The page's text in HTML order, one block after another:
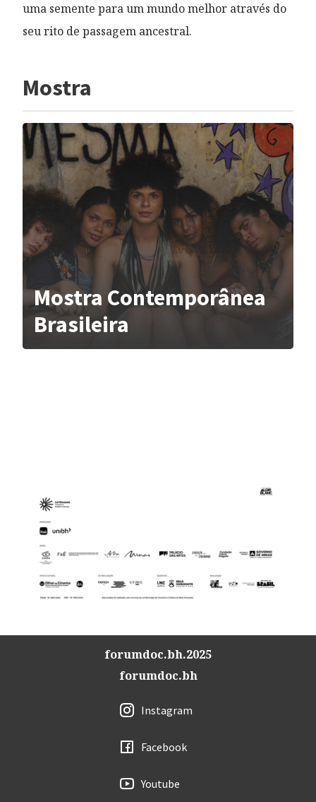
uma semente para um mundo melhor através do
seu rito de passagem ancestral.
Mostra
Mostra Contemporânea
Brasileira
forumdoc.bh.2025
forumdoc.bh
Instagram
Facebook
Youtube